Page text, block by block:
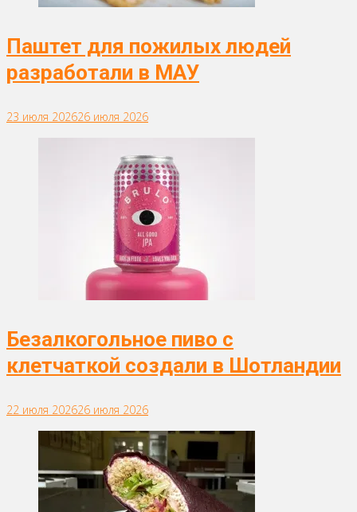
Паштет для пожилых людей
разработали в МАУ
23 июля 202626 июля 2026
Безалкогольное пиво с
клетчаткой создали в Шотландии
22 июля 202626 июля 2026